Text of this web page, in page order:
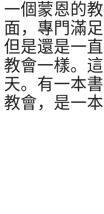
一個蒙恩的
面，專門滿
但是還是一
教會一樣。
天。有一本
教會，是一